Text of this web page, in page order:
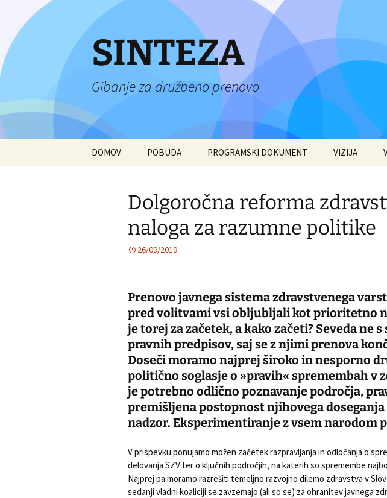
vsebino
SINTEZA
Gibanje za družbeno prenovo
DOMOV POBUDA PROGRAMSKI DOKUMENT VIZIJA
Dolgoročna reforma
naloga za razumne politike
26/09/2019
Prenovo javnega sistema zdravstvenega
pred volitvami vsi obljubljali kot prioritetno
je torej za začetek, a kako začeti? Seveda ne
pravnih predpisov, saj se z njimi prenova
Doseči moramo najprej široko in nesporno
politično soglasje o »pravih« spremembah v
je potrebno odlično poznavanje področja,
premišljena postopnost njihovega
nadzor. Eksperimentiranje z vsem narodom
V prispevku ponujamo možen začetek razpravljanja in odločanja o
delovanja SZV ter o ključnih področjih, na katerih so spremembe
Najprej pa moramo razrešiti temeljno razvojno dilemo zdravstva v
sedanji vladni koaliciji se zavzemajo (ali so se) za ohranitev javnega